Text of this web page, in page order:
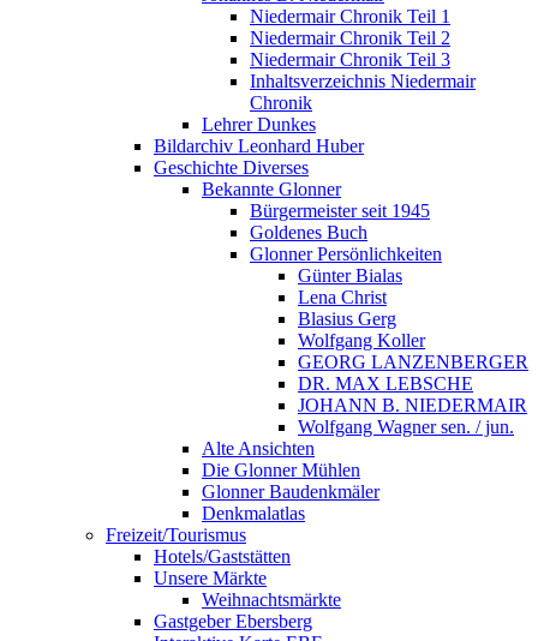
Niedermair Chronik Teil 1
Niedermair Chronik Teil 2
Niedermair Chronik Teil 3
Inhaltsverzeichnis Niedermair
Chronik
Lehrer Dunkes
Bildarchiv Leonhard Huber
Geschichte Diverses
Bekannte Glonner
Bürgermeister seit 1945
Goldenes Buch
Glonner Persönlichkeiten
Günter Bialas
Lena Christ
Blasius Gerg
Wolfgang Koller
GEORG LANZENBERGER
DR. MAX LEBSCHE
JOHANN B. NIEDERMAIR
Wolfgang Wagner sen. / jun.
Alte Ansichten
Die Glonner Mühlen
Glonner Baudenkmäler
Denkmalatlas
Freizeit/Tourismus
Hotels/Gaststätten
Unsere Märkte
Weihnachtsmärkte
Gastgeber Ebersberg